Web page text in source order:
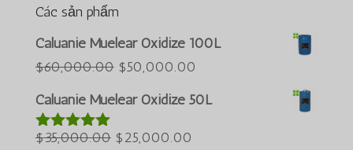
Các sản phẩm
Caluanie Muelear Oxidize 100L
$60,000.00 Giá
gốc
$60,000.00.
$50,000.00
Caluanie Muelear Oxidize 50L
Được xếp
$35,000.00 Giá
$25,000.00
Português do Brasil